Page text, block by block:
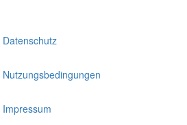
Datenschutz
Nutzungsbedingungen
Impressum